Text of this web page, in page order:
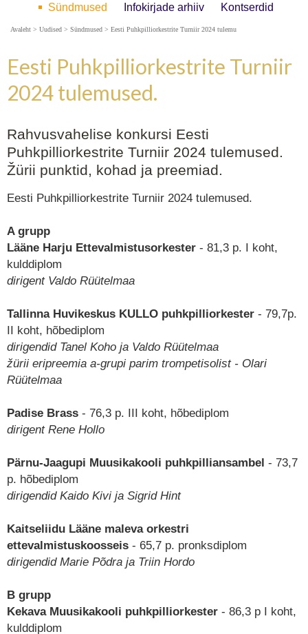
Eesti Puhkpilliorkestrite Turniir 2024
Sündmused Infokirjade arhiiv Kontserdid
Avaleht > Uudised > Sündmused > Eesti Puhkpilliorkestrite Turniir 2024 tulemu
Eesti Puhkpilliorkestrite Turniir
2024 tulemused.
Rahvusvahelise konkursi Eesti
Puhkpilliorkestrite Turniir 2024 tulemused.
Žürii punktid, kohad ja preemiad.
Eesti Puhkpilliorkestrite Turniir 2024 tulemused.
A grupp
Lääne Harju Ettevalmistusorkester - 81,3 p. I koht,
kulddiplom
dirigent Valdo Rüütelmaa
Tallinna Huvikeskus KULLO puhkpilliorkester - 79,7p.
II koht, hõbediplom
dirigendid Tanel Koho ja Valdo Rüütelmaa
žürii eripreemia a-grupi parim trompetisolist - Olari
Rüütelmaa
Padise Brass - 76,3 p. III koht, hõbediplom
dirigent Rene Hollo
Pärnu-Jaagupi Muusikakooli puhkpilliansambel - 73,7
p. hõbediplom
dirigendid Kaido Kivi ja Sigrid Hint
Kaitseliidu Lääne maleva orkestri
ettevalmistuskoosseis - 65,7 p. pronksdiplom
dirigendid Marie Põdra ja Triin Hordo
B grupp
Kekava Muusikakooli puhkpilliorkester - 86,3 p I koht,
kulddiplom